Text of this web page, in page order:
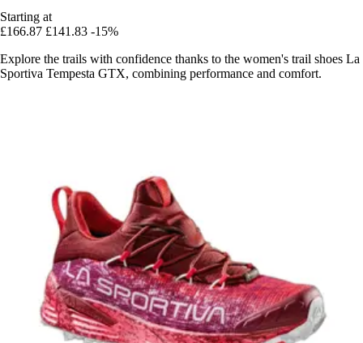
Starting at
£166.87 £141.83 -15%
Explore the trails with confidence thanks to the women's trail shoes La
Sportiva Tempesta GTX, combining performance and comfort.